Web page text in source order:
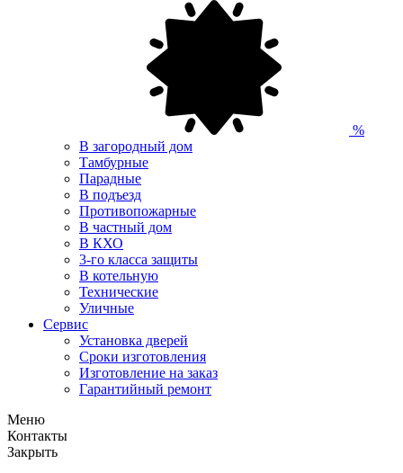
%
В загородный дом
Тамбурные
Парадные
В подъезд
Противопожарные
В частный дом
В КХО
3-го класса защиты
В котельную
Технические
Уличные
Сервис
Установка дверей
Сроки изготовления
Изготовление на заказ
Гарантийный ремонт
Меню
Контакты
Закрыть